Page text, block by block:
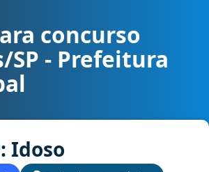
SP - Prefeitura Municipal cargo
concurso
SP - Prefeitura
Idoso